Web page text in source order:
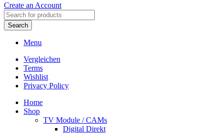
Create an Account
Search
Menu
Vergleichen
Terms
Wishlist
Privacy Policy
Home
Shop
TV Module / CAMs
Digital Direkt